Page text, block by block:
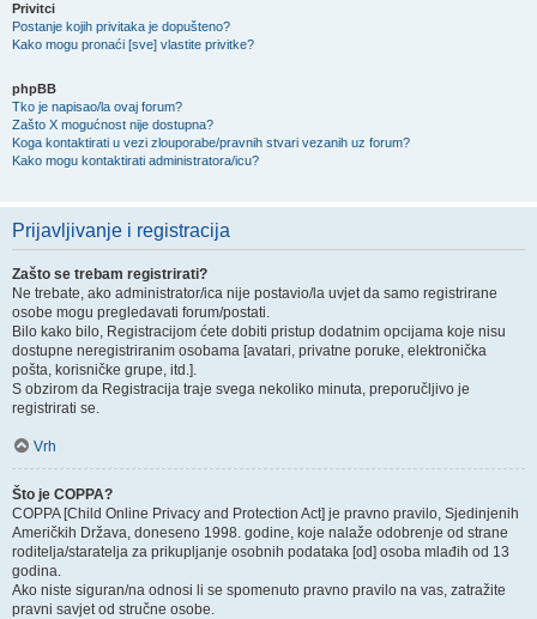
Privitci
Postanje kojih privitaka je dopušteno?
Kako mogu pronaći [sve] vlastite privitke?
phpBB
Tko je napisao/la ovaj forum?
Zašto X mogućnost nije dostupna?
Koga kontaktirati u vezi zlouporabe/pravnih stvari vezanih uz forum?
Kako mogu kontaktirati administratora/icu?
Prijavljivanje i registracija
Zašto se trebam registrirati?
Ne trebate, ako administrator/ica nije postavio/la uvjet da samo registrirane
osobe mogu pregledavati forum/postati.
Bilo kako bilo, Registracijom ćete dobiti pristup dodatnim opcijama koje nisu
dostupne neregistriranim osobama [avatari, privatne poruke, elektronička
pošta, korisničke grupe, itd.].
S obzirom da Registracija traje svega nekoliko minuta, preporučljivo je
registrirati se.
Vrh
Što je COPPA?
COPPA [Child Online Privacy and Protection Act] je pravno pravilo, Sjedinjenih
Američkih Država, doneseno 1998. godine, koje nalaže odobrenje od strane
roditelja/staratelja za prikupljanje osobnih podataka [od] osoba mlađih od 13
godina.
Ako niste siguran/na odnosi li se spomenuto pravno pravilo na vas, zatražite
pravni savjet od stručne osobe.